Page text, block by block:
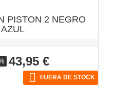
PISTON 2 NEGRO
Precio
43,95 €
 FUERA DE STOCK